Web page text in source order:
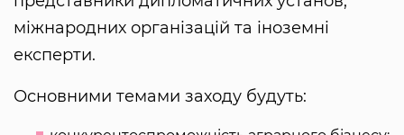
міжнародних організацій та іноземні
експерти.
Основними темами заходу будуть: